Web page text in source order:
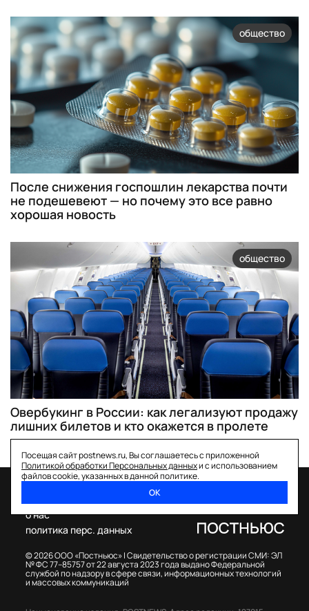
общество
После снижения госпошлин лекарства почти
не подешевеют — но почему это все равно
хорошая новость
общество
Овербукинг в России: как легализуют продажу
лишних билетов и кто окажется в пролете
Посещая сайт postnews.ru, Вы соглашаетесь с приложенной
Политикой обработки Персональных данныхи с использованием
файлов cookie, указанных в данной политике.
ОК
© 2026 ООО «Постньюс» |Свидетельство о регистрации СМИ: ЭЛ
№ ФС 77–85757 от 22 августа 2023 года выдано Федеральной
службой по надзору в сфере связи, информационных технологий
и массовых коммуникаций
о нас
политика перс. данных